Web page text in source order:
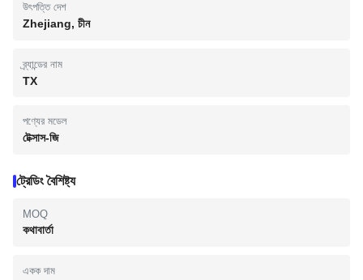
উৎপত্তি দেশ
Zhejiang, চীন
ব্র্যান্ডের নাম
TX
পণ্যের মডেল
টেক্সাস-জি
ট্রেডিং বৈশিষ্ট্য
MOQ
কথাবার্তা
একক দাম